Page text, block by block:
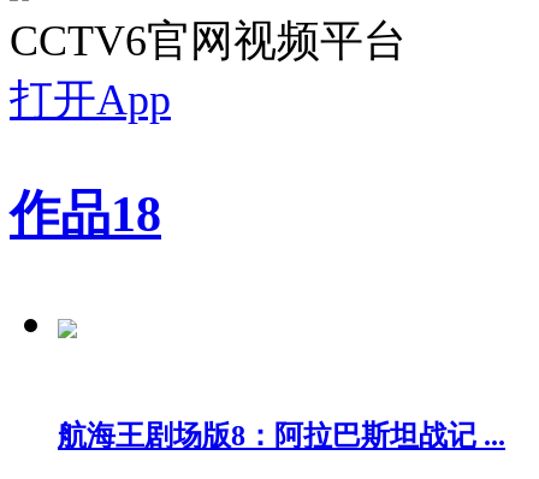
CCTV6官网视频平台
打开App
作品18
航海王剧场版8：阿拉巴斯坦战记 ...